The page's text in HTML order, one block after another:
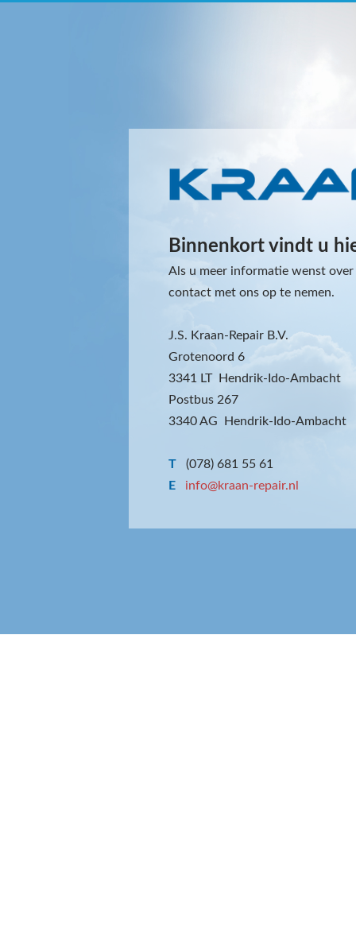
Binnenkort vindt u
Als u meer informatie wenst
contact met ons op te nemen.
J.S. Kraan-Repair B.V.
Grotenoord 6
3341 LT Hendrik-Ido-Ambacht
Postbus 267
3340 AG Hendrik-Ido-Ambacht
T
(078) 681 55 61
E
info@kraan-repair.nl